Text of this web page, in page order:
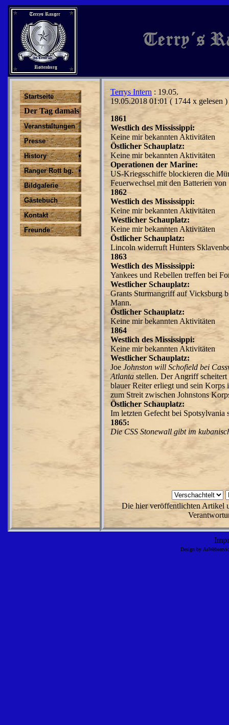
Startseite
Der Tag damals
Veranstaltungen
Presse
History
Ranger Rott bg.
Bildgalerie
Gästebuch
Kontakt
Freunde
Terrys Intern : 19.05.
19.05.2018 01:01 ( 1744 x gelesen )
1861
Westlich des Mississippi:
Keine mir bekannten Aktivitäten
Östlicher Schauplatz:
Keine mir bekannten Aktivitäten
Operationen der Marine:
US-Kriegsschiffe blockieren die
Feuerwechsel mit den Batte­rien
1862
Westlich des Mississippi:
Keine mir bekannten Aktivitäten
Westlicher Schauplatz:
Keine mir bekannten Aktivitäten
Östlicher Schauplatz:
Lincoln widerruft Hunters
1863
Westlich des Mississippi:
Yankees und Rebellen treffen bei
Westlicher Schauplatz:
Grants Sturmangriff auf Vicks­burg
Mann.
Östlicher Schauplatz:
Keine mir bekannten Aktivitäten
1864
Westlich des Mississippi:
Keine mir bekannten Aktivitäten
Westlicher Schauplatz:
Joe Johnston will Schofield bei
Atlanta stellen. Der Angriff scheitert
blauer Reiter erliegt und sein
zum Streit zwischen Johnstons
Östlicher Schauplatz:
Im letzten Gefecht bei
1865:
Die CSS Stonewall gibt im
Die hier veröffentlichten Artikel
Design by